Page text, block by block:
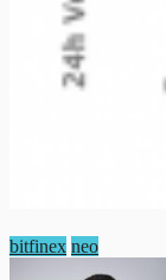
bitfinex neo